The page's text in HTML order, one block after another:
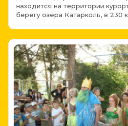
находится на территории
берегу озера Катарколь, в 230